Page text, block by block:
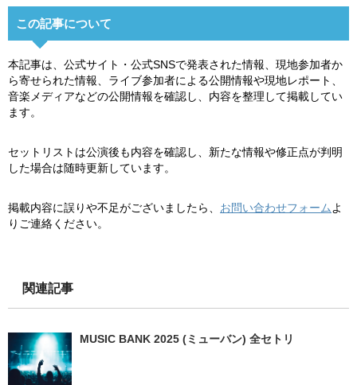
この記事について
本記事は、公式サイト・公式SNSで発表された情報、現地参加者か
ら寄せられた情報、ライブ参加者による公開情報や現地レポート、
音楽メディアなどの公開情報を確認し、内容を整理して掲載してい
ます。
セットリストは公演後も内容を確認し、新たな情報や修正点が判明
した場合は随時更新しています。
掲載内容に誤りや不足がございましたら、 お問い合わせフォーム よ
りご連絡ください。
関連記事
MUSIC BANK 2025 (ミューバン) 全セトリ